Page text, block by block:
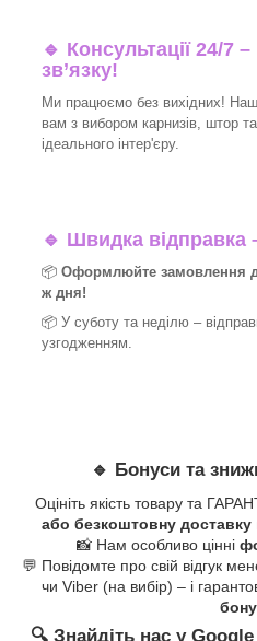
🔹 Консультації 24/7
зв’язку!
Ми працюємо без вихідних!
вам з вибором карнизів, штор
ідеального інтер'єру.​
🔹 Швидка відправка
📦 Оформлюйте замовлення
ж дня!
📦 У суботу та неділю –
узгодженням.
🔹 Бонуси та
Оцініть якість товару та
або безкоштовну доставку
📸 Нам особливо цінні
💬 Повідомте про свій відгук
чи Viber (на вибір) – і
🔍 Знайдіть нас у